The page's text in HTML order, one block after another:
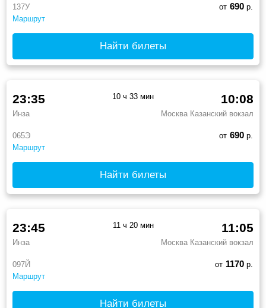
137У
Маршрут
от 690р.
Найти билеты
065Э
Маршрут
23:35
Инза
10:08
Москва Казанский вокзал
10 ч 33 мин
от 690р.
Найти билеты
097Й
Маршрут
23:45
Инза
11:05
Москва Казанский вокзал
11 ч 20 мин
от 1170р.
Найти билеты